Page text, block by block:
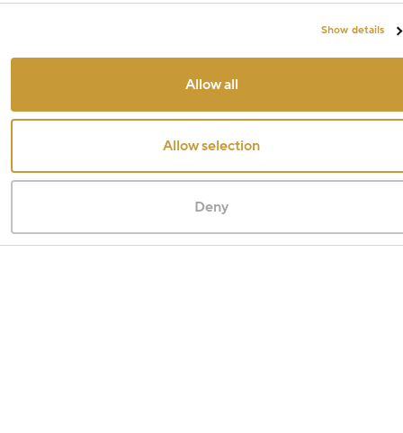
Show details
Allow all
Allow selection
Deny